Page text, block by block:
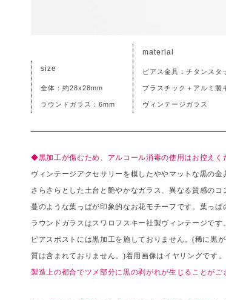
size
全体：約28x28mm
ラウンドガラス：6mm
material
ピアス金具：チタンス
プラスチック＋アルミ製
ヴィンテージガラス
◆黒加工が傷むため、アルコール消毒の使用はお控え
ヴィンテージアクセサリーを模したややマットな黒の
さらさらとした土台と艶やかなガラス、異なる質感のコ
蔓のような葉っぱが印象的なお花モチーフです。葉っぱ
ラウンドガラスはスワロフスキー社製ヴィンテージです。
ピアスポストには黒加工を施しておりません。(稀に黒
質は含まれておりません。)着用画像はイヤリングです。
製造上の都合でツメ部分に黒の剥がれが生じることが